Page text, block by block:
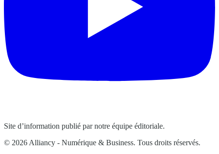
Site d’information publié par notre équipe éditoriale.
© 2026 Alliancy - Numérique & Business. Tous droits réservés.